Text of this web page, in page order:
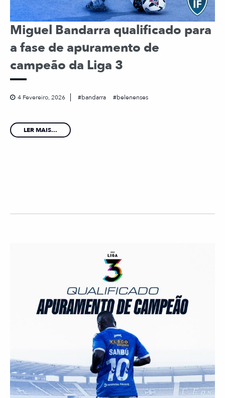
Miguel Bandarra qualificado para
a fase de apuramento de
campeão da Liga 3
4 Fevereiro, 2026 bandarra belenenses
LER MAIS...